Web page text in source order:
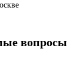
вопросы